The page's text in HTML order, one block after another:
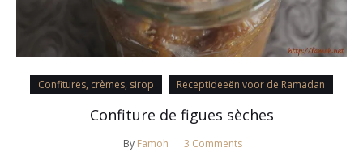
Confitures, crèmes, sirop Receptideeën voor de Ramadan
Confiture de figues sèches
By Famoh 3 Comments